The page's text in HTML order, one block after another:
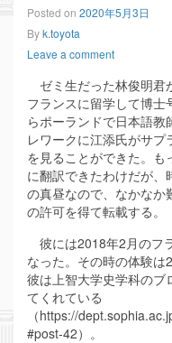
Posted on 2020年5月3日
Byk.toyota
Leave a comment
ゼミ生だった林俊明君
フランスに留学して博
らポーランドで日本語
レワークに江添氏がサ
を見ることができた。
に翻訳できたわけだが、
の真昼なので、なかなか
の許可を得て転載する。
彼には2018年2月のフ
なった。その時の体験は
彼は上智大学史学科のブ
てくれている
（https://
#post-42）。